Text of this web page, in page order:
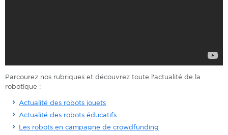
Parcourez nos rubriques et découvrez toute l'actualité de la
robotique :
Actualité des robots jouets
Actualité des robots éducatifs
Les robots en campagne de crowdfunding